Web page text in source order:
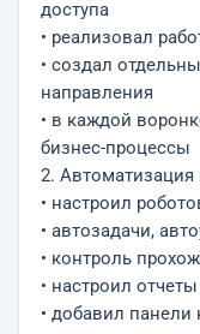
доступа
• реализовал
• создал
направления
• в каждой
бизнес-процессы
2.
• настроил
• автозадачи,
• контроль
• настроил
• добавил панели